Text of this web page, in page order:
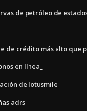
de petróleo de estados
de crédito más alto que
en línea_
de lotusmile
adrs